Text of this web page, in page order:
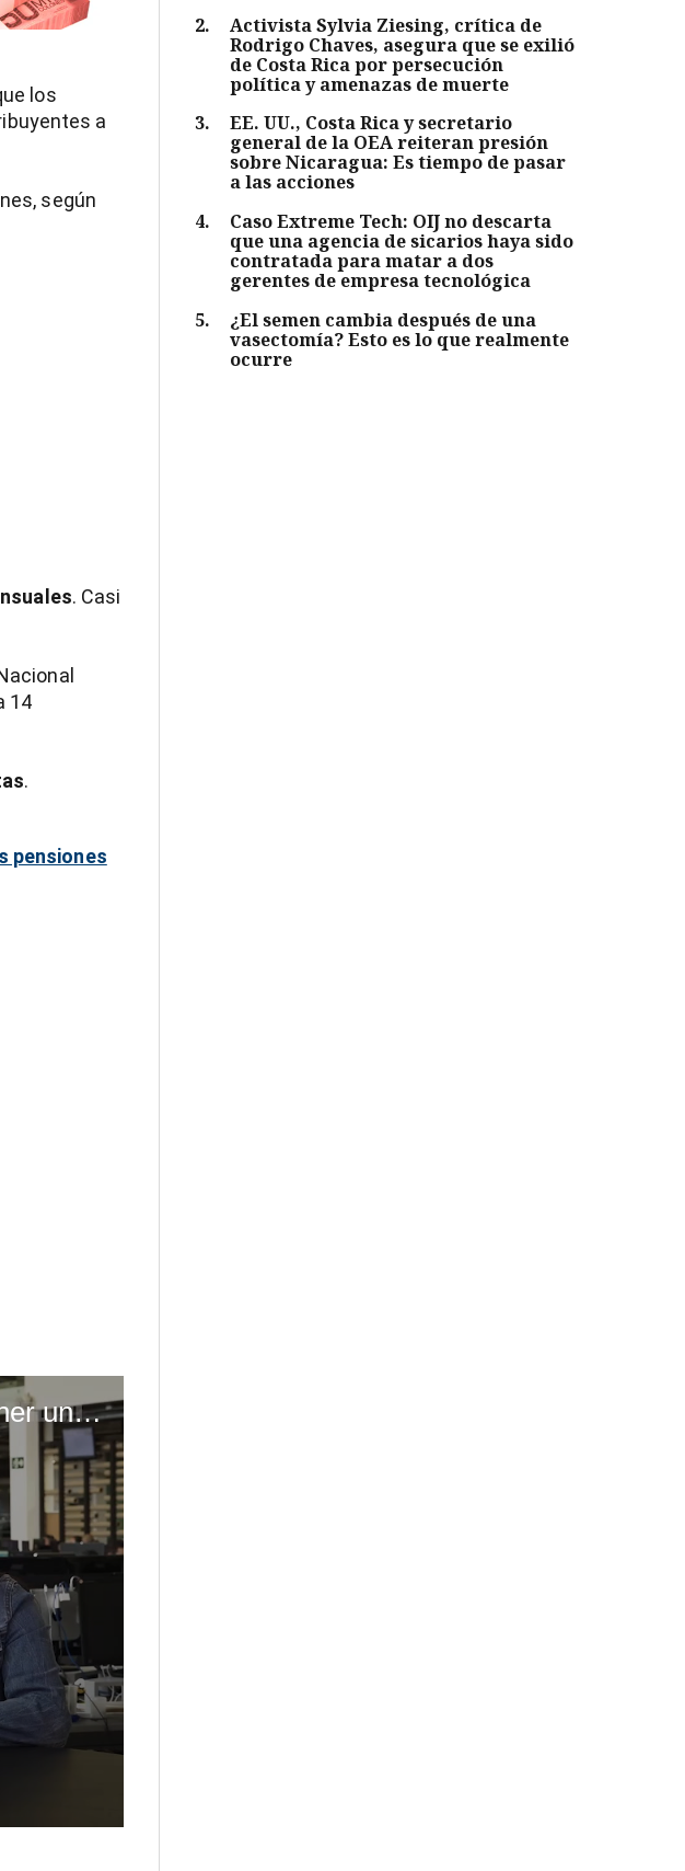
los
a
según
. Casi
14
.
pensiones
(Video) ¿Cómo lograron 3.777 personas obtener una pensión de lujo en Costa Rica?
2.
Activista Sylvia Ziesing, crítica de
Rodrigo Chaves, asegura que se exilió
de Costa Rica por persecución
política y amenazas de muerte
3.
EE. UU., Costa Rica y secretario
general de la OEA reiteran presión
sobre Nicaragua: Es tiempo de pasar
a las acciones
4.
Caso Extreme Tech: OIJ no descarta
que una agencia de sicarios haya sido
contratada para matar a dos
gerentes de empresa tecnológica
5.
¿El semen cambia después de una
vasectomía? Esto es lo que realmente
ocurre